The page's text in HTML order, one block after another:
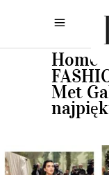
Home
Met